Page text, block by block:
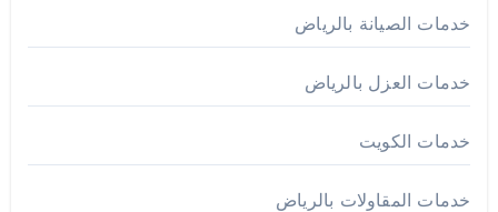
خدمات الصيانة بالرياض
خدمات العزل بالرياض
خدمات الكويت
خدمات المقاولات بالرياض